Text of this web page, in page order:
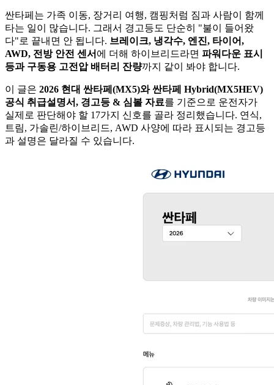
싼타페는 가족 이동, 장거리 여행, 캠핑처럼 짐과 사람이 함께
타는 일이 많습니다. 그래서 경고등도 단순히 "불이 들어왔
다"로 끝내면 안 됩니다. 브레이크, 냉각수, 엔진, 타이어,
AWD, 전방 안전 센서 에 더해 하이브리드라면 파워다운 표시
등과 구동용 고전압 배터리 잔량까지 같이 봐야 합니다.
이 글은 2026 현대 싼타페(MX5)와 싼타페 Hybrid(MX5HEV)
공식 취급설명서, 경고등 & 심볼 자료를 기준으로 운전자가
실제로 판단해야 할 17가지 신호를 골라 정리했습니다. 연식,
트림, 가솔린/하이브리드, AWD 사양에 따라 표시되는 경고등
과 설명은 달라질 수 있습니다.